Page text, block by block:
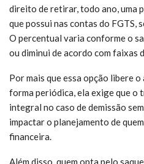
direito de retirar, todo ano, uma
que possui nas contas do FGTS,
O percentual varia conforme o
ou diminui de acordo com faixas
Por mais que essa opção libere
forma periódica, ela exige que o
integral no caso de demissão
impactar o planejamento de
financeira.
Além disso, quem opta pelo